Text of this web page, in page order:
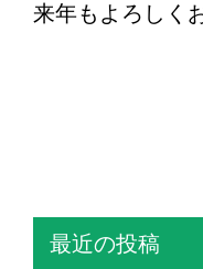
来年もよろしく
最近の投稿